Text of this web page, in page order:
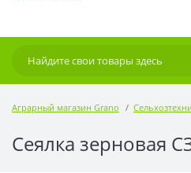
Аграрный магазин Grano
Сеялка зерновая